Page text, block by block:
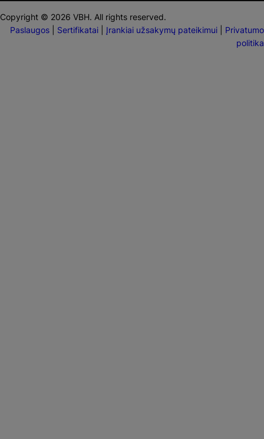
Copyright © 2026 VBH. All rights reserved.
Paslaugos
Sertifikatai Įrankiai užsakymų pateikimui
Privatumo
politika